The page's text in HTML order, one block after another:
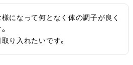
になって何となく体の調子が良く
り入れたいです。